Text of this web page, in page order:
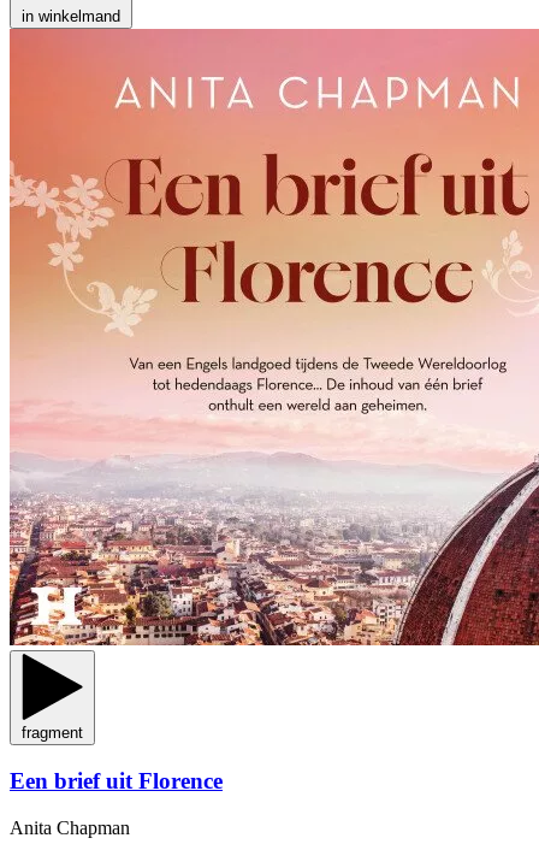
in winkelmand
fragment
Een brief uit Florence
Anita Chapman